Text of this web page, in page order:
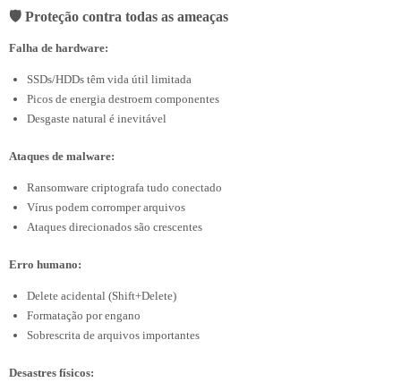
🛡️ Proteção contra todas as ameaças
Falha de hardware:
SSDs/HDDs têm vida útil limitada
Picos de energia destroem componentes
Desgaste natural é inevitável
Ataques de malware:
Ransomware criptografa tudo conectado
Vírus podem corromper arquivos
Ataques direcionados são crescentes
Erro humano:
Delete acidental (Shift+Delete)
Formatação por engano
Sobrescrita de arquivos importantes
Desastres físicos: